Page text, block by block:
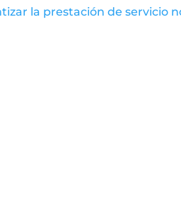
la prestación de servicio